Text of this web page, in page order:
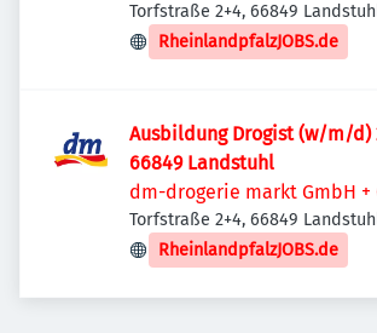
Torfstraße 2+4, 66849
Deutschland
RheinlandpfalzJOBS.de
Ausbildung Drogist (w/m/d)
66849 Landstuhl
dm-drogerie markt GmbH +
Torfstraße 2+4, 66849
Deutschland
RheinlandpfalzJOBS.de